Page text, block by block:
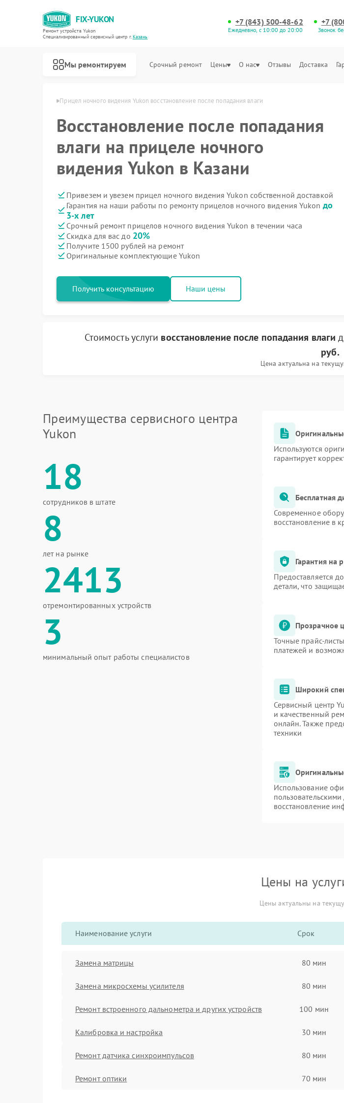
FIX-YUKON
Ремонт устройств Yukon
Специализированный cервисный центр г.Казань
+7 (843) 500-48-62
Ежедневно, с 10:00 до 20:00
+7
Звонок
Мы ремонтируем Срочный ремонт Цены О нас Отзывы Доставка
Yukon в Казани Прицел ночного видения Yukon восстановление после попадания влаги
Восстановление после попадания
влаги на прицеле ночного
видения Yukon в Казани
Привезем и увезем прицел ночного видения Yukon собственной доставкой
Гарантия на наши работы по ремонту прицелов ночного видения Yukon до
3-х лет
Срочный ремонт прицелов ночного видения Yukon в течении часа
Скидка для вас до 20%
Получите 1500 рублей на ремонт
Оригинальные комплектующие Yukon
Получить консультацию Наши цены
Стоимость услуги восстановление после попадания влаги
руб.
Цена актуальна на
Преимущества сервисного центра
Yukon
18
сотрудников в штате
8
лет на рынке
2413
отремонтированных устройств
3
минимальный опыт работы специалистов
Используются
гарантирует
Бесплатная
Современное
восстановление в
Гарантия на
Предоставляется
детали, что
Прозрачное
Точные прайс-
платежей и
Широкий
Сервисный центр
и качественный
онлайн. Также
техники
Использование
восстановление
Цены на
Цены актуальны на
Наименование услуги Срок
Замена матрицы 80 мин
Замена микросхемы усилителя 80 мин
Ремонт встроенного дальнометра и других устройств 100 мин
Калибровка и настройка 30 мин
Ремонт датчика синхроимпульсов 80 мин
Ремонт оптики 70 мин